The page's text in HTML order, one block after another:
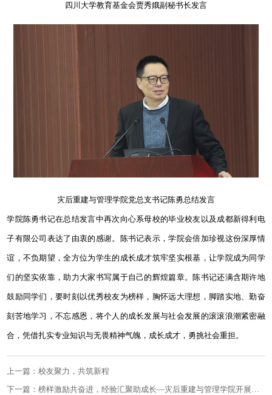
四川大学教育基金会贾秀娥副秘书长发言
灾后重建与管理学院党总支书记陈勇总结发言
学院陈勇书记在总结发言中再次向心系母校的毕业校友以及成都新得利电
子有限公司表达了由衷的感谢。陈书记表示，学院会倍加珍视这份深厚情
谊，不负期望，全方位为学生的成长成才筑牢坚实根基，让学院成为同学
们的坚实依靠，助力大家书写属于自己的辉煌篇章。陈书记还满含期许地
鼓励同学们，要时刻以优秀校友为榜样，胸怀远大理想，脚踏实地、勤奋
刻苦地学习，不忘感恩，将个人的成长发展与社会发展的滚滚浪潮紧密融
合，凭借扎实专业知识与无畏精神气魄，成长成才，勇挑社会重担。
上一篇：校友聚力，共筑新程
下一篇：榜样激励共奋进，经验汇聚助成长—灾后重建与管理学院开展求职就业经验分享交流会